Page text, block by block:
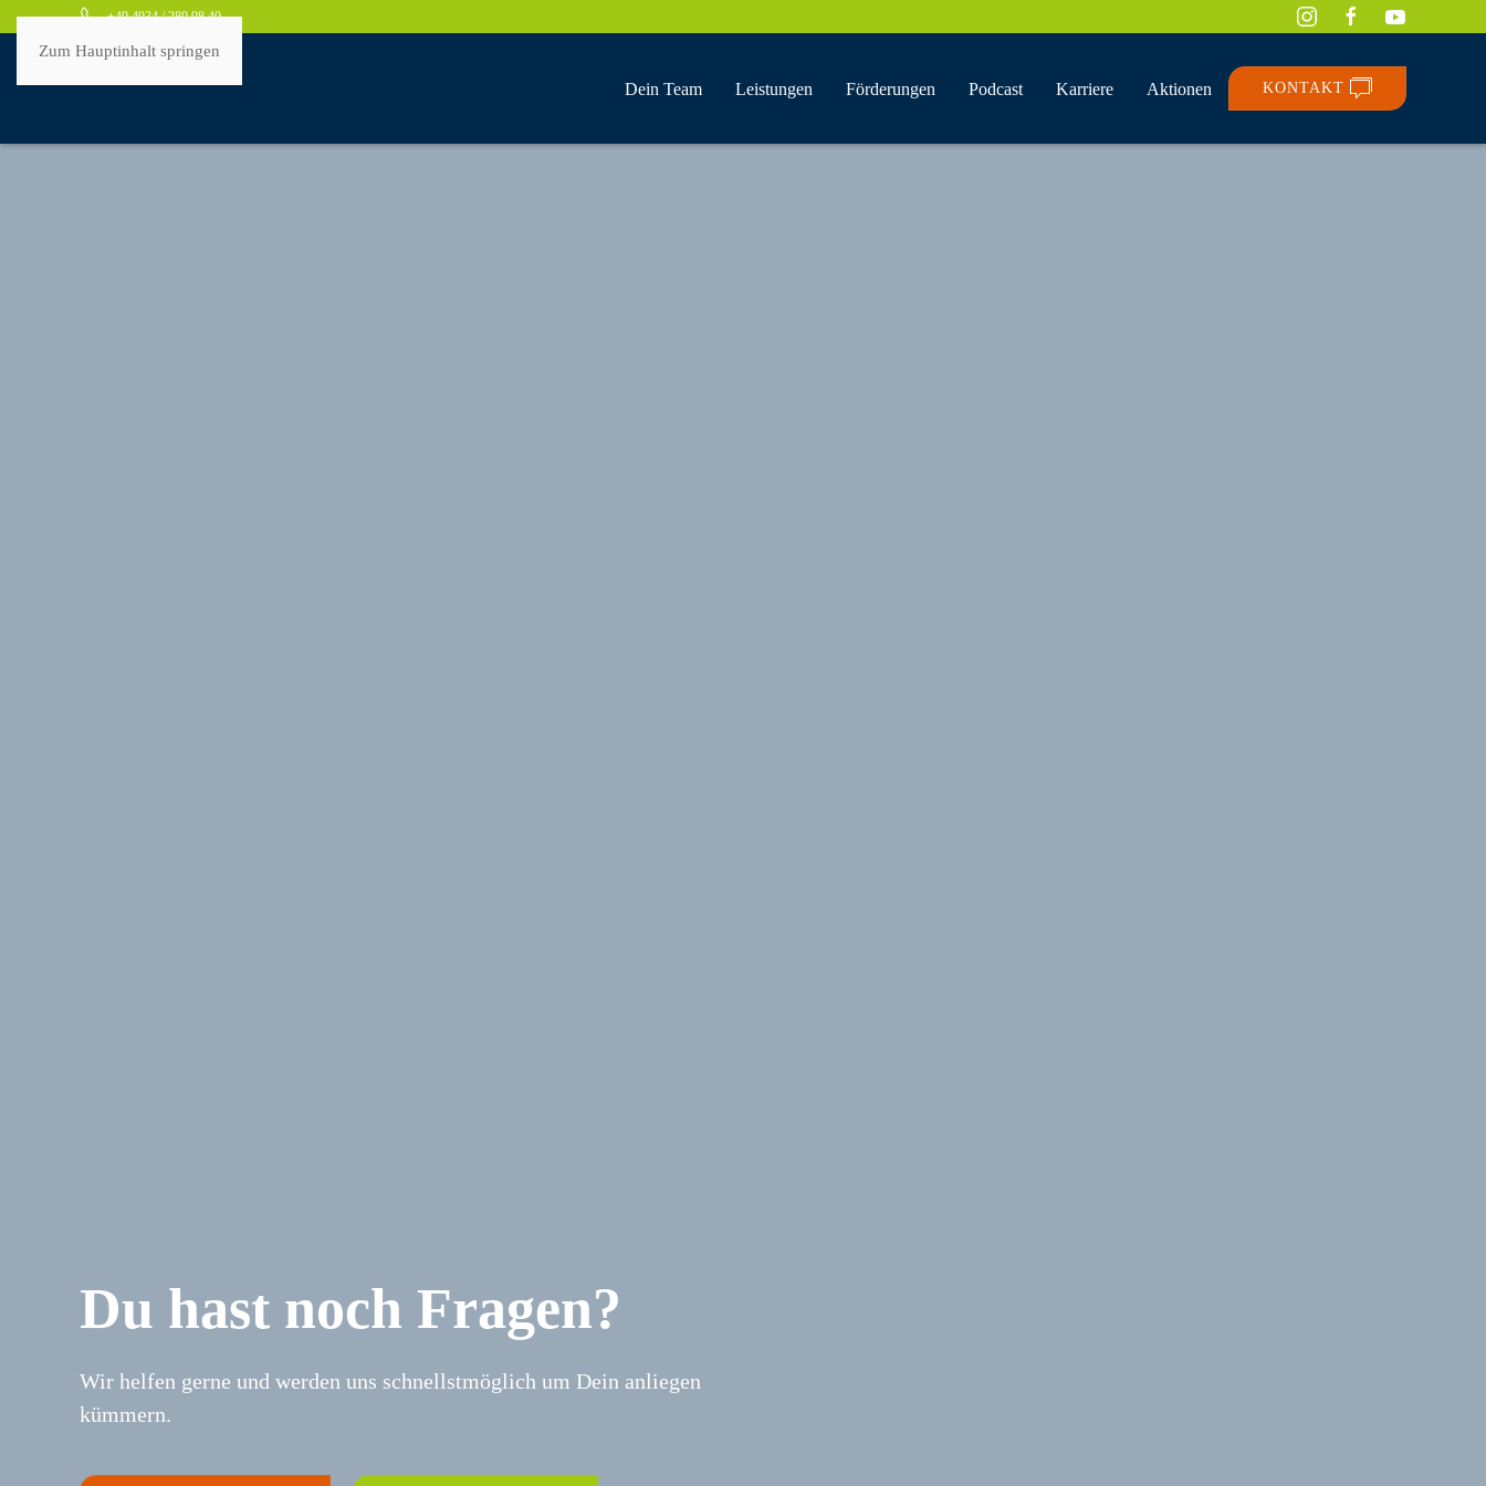
Zum Hauptinhalt springen
+49 4934 / 289 98 40
Dein Team Leistungen Förderungen Podcast Karriere Aktionen KONTAKT
Du hast noch Fragen?
Wir helfen gerne und werden uns schnellstmöglich um Dein anliegen
kümmern.